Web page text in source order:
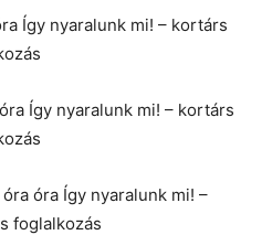
Így nyaralunk mi! – kortárs
Így nyaralunk mi! – kortárs
óra Így nyaralunk mi! –
foglalkozás